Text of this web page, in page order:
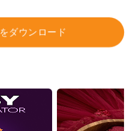
ダウンロード